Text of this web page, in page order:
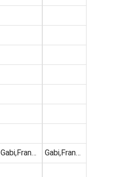
Gabi,Fran… Gabi,Fran…